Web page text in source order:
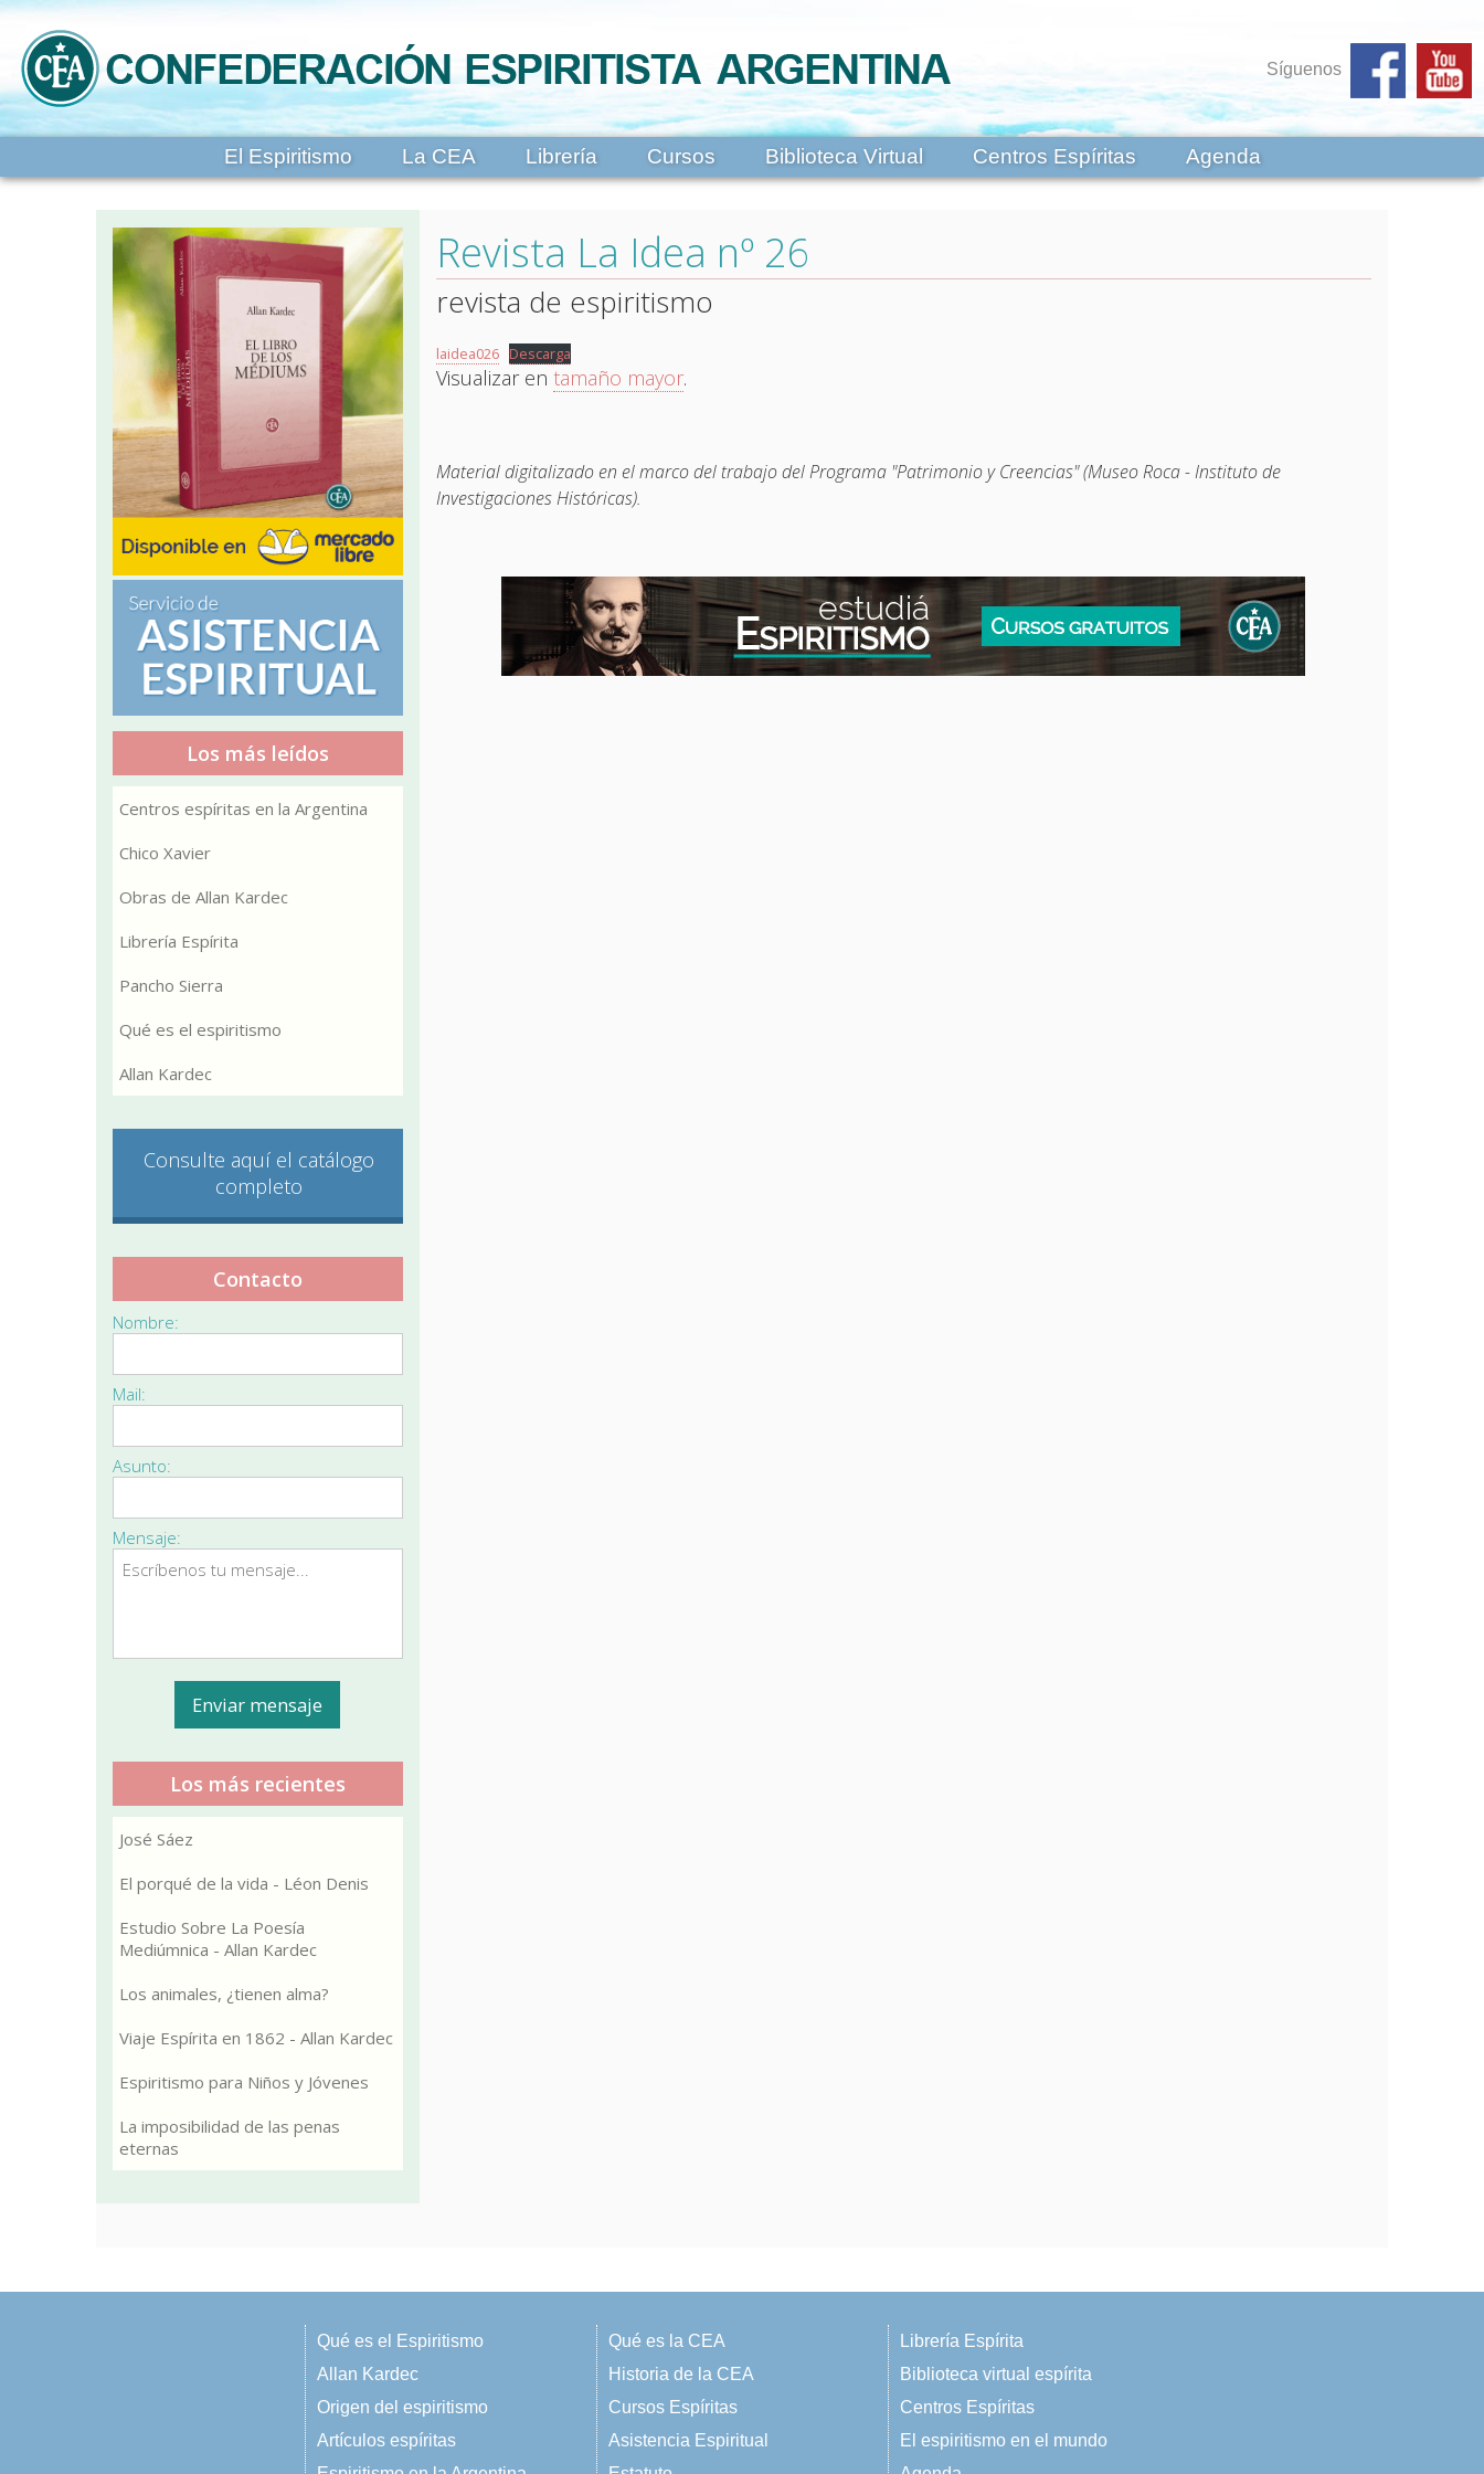
Síguenos
El Espiritismo La CEA Librería Cursos Biblioteca Virtual Centros Espíritas Agenda
Revista La Idea nº 26
revista de espiritismo
laidea026 Descarga
Visualizar en tamaño mayor.
Material digitalizado en el marco del trabajo del Programa "Patrimonio y Creencias" (Museo Roca - Instituto de
Investigaciones Históricas).
Los más leídos
Centros espíritas en la Argentina
Chico Xavier
Obras de Allan Kardec
Librería Espírita
Pancho Sierra
Qué es el espiritismo
Allan Kardec
Consulte aquí el catálogo
completo
Contacto
Nombre:
Mail:
Asunto:
Mensaje:
Los más recientes
José Sáez
El porqué de la vida - Léon Denis
Estudio Sobre La Poesía
Mediúmnica - Allan Kardec
Los animales, ¿tienen alma?
Viaje Espírita en 1862 - Allan Kardec
Espiritismo para Niños y Jóvenes
La imposibilidad de las penas
eternas
Qué es el Espiritismo
Allan Kardec
Origen del espiritismo
Artículos espíritas
Qué es la CEA
Historia de la CEA
Cursos Espíritas
Asistencia Espiritual
Librería Espírita
Biblioteca virtual espírita
Centros Espíritas
El espiritismo en el mundo